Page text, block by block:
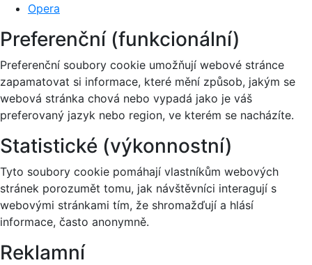
Opera
Preferenční (funkcionální)
Preferenční soubory cookie umožňují webové stránce
zapamatovat si informace, které mění způsob, jakým se
webová stránka chová nebo vypadá jako je váš
preferovaný jazyk nebo region, ve kterém se nacházíte.
Statistické (výkonnostní)
Tyto soubory cookie pomáhají vlastníkům webových
stránek porozumět tomu, jak návštěvníci interagují s
webovými stránkami tím, že shromažďují a hlásí
informace, často anonymně.
Reklamní